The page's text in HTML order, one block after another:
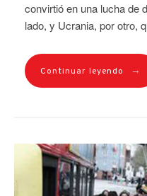
convirtió en una lucha de
lado, y Ucrania, por otro,
Continuar leyendo →